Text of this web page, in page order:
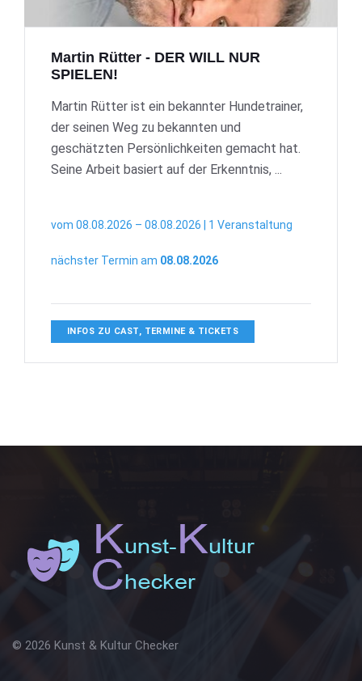
Martin Rütter - DER WILL NUR
SPIELEN!
Martin Rütter ist ein bekannter Hundetrainer,
der seinen Weg zu bekannten und
geschätzten Persönlichkeiten gemacht hat.
Seine Arbeit basiert auf der Erkenntnis, ...
vom 08.08.2026 – 08.08.2026 | 1 Veranstaltung
nächster Termin am 08.08.2026
INFOS ZU CAST, TERMINE & TICKETS
© 2026 Kunst & Kultur Checker